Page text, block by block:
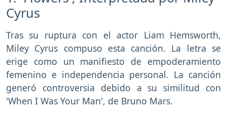
Cyrus
Tras su ruptura con el actor Liam Hemsworth,
Miley Cyrus compuso esta canción. La letra se
erige como un manifiesto de empoderamiento
femenino e independencia personal. La canción
generó controversia debido a su similitud con
'When I Was Your Man', de Bruno Mars.